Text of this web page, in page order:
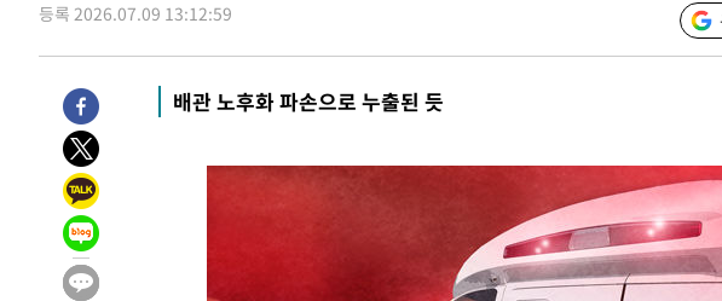
-28749초 전 >[속보]이강인 "감독님이 원하는 마음 느꼈고, 많은 트로피 원해 아
-28531초 전 >수도권 40도 육박 '펄펄'…동해안 일부 지역엔 호의주의보
-27500초 전 >
온열질환 사망자 3명 늘어…누적 환자 3000명 돌파
-21445초 전 >
강릉에 시간당 81.4㎜ 물폭탄…도로 잠기고 담벼락 붕괴
-17552초 전 >
-15262초 전 >
선재도서 해루질 나섰다 실종 60대, 닷새 만에 숨진 채 발견
-12796초 전 >
남자 농구, 나고야 아시안게임서 '홈팀' 일본과 한일전
-12172초 전 >
여수 오동도 해상서 모터보트 전복…1명 사망·1명 실종
-8399초 전 >
극한폭염 한풀 꺾이지만…'낮 최고 35도' 무더위, 열대야 계속[다음
등록 2026.07.09 13:12:59
배관 노후화 파손으로 누출된 듯